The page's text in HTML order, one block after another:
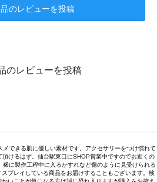
のレビューを投稿
のレビューを投稿
できる肌に優しい素材です。アクセサリーをつけ慣れて
けるはず。仙台駅東口にSHOP営業中ですのでお近くの
に製作工程中に入るかすれなど傷のように見受けられる
プレイしている商品をお届けすることもございます。検